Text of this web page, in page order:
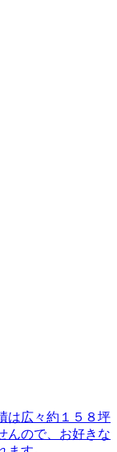
は広々約１５８坪
んので、お好きな